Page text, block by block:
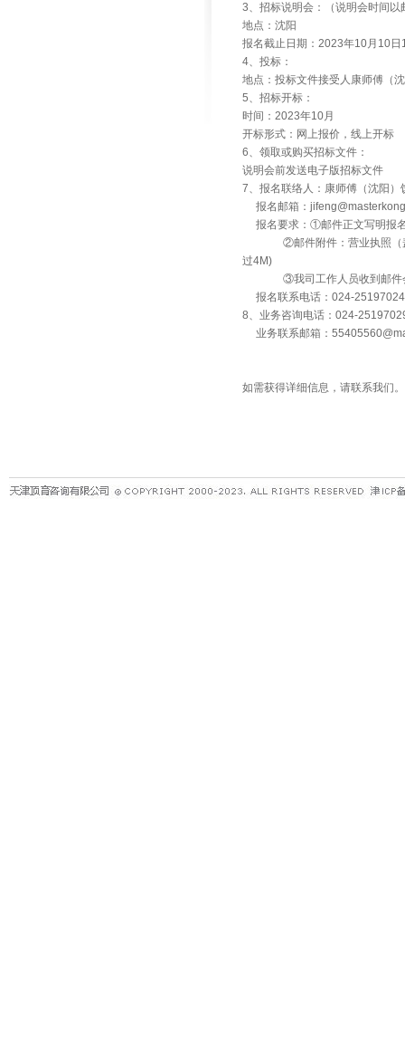
3、招标说明会：（说明会时间以
地点：沈阳
报名截止日期：2023年10月10日
4、投标：
地点：投标文件接受人康师傅（
5、招标开标：
时间：2023年10月
开标形式：网上报价，线上开标
6、领取或购买招标文件：
说明会前发送电子版招标文件
7、报名联络人：康师傅（沈阳）
报名邮箱：
报名要求：①邮件正文写明报
②邮件附件：营业执照（盖公
过4M)
③我司工作人员收到邮件会
报名联系电话：024-25197024
8、业务咨询电话：024-
业务联系邮箱：
如需获得详细信息，请联系我们。